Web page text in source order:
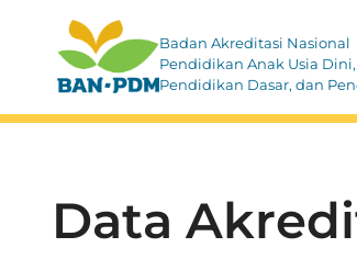
Badan Akreditasi Nasional
Pendidikan Anak Usia Dini,
Pendidikan Dasar, dan
Data